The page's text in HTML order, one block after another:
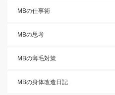
MBの仕事術
MBの思考
MBの薄毛対策
MBの身体改造日記